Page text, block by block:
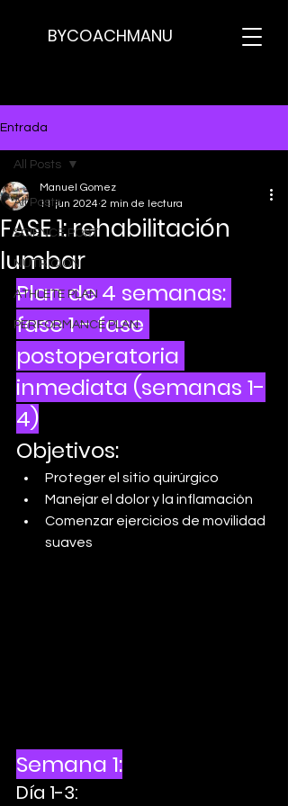
BYCOACHMANU
Entrada
All Posts
SCIENCE POST
NUTRICION
ATHLETE PLAN
PERFORMANCE PLAN
All Posts
FASE 1: rehabilitación
lumbar
Manuel Gomez
11 jun 2024 2 min de lectura
Plan de 4 semanas:
fase 1 - fase
postoperatoria
inmediata (semanas 1-
4)
Objetivos:
Proteger el sitio quirúrgico
Manejar el dolor y la inflamación
Comenzar ejercicios de movilidad
suaves
Semana 1:
Día 1-3: